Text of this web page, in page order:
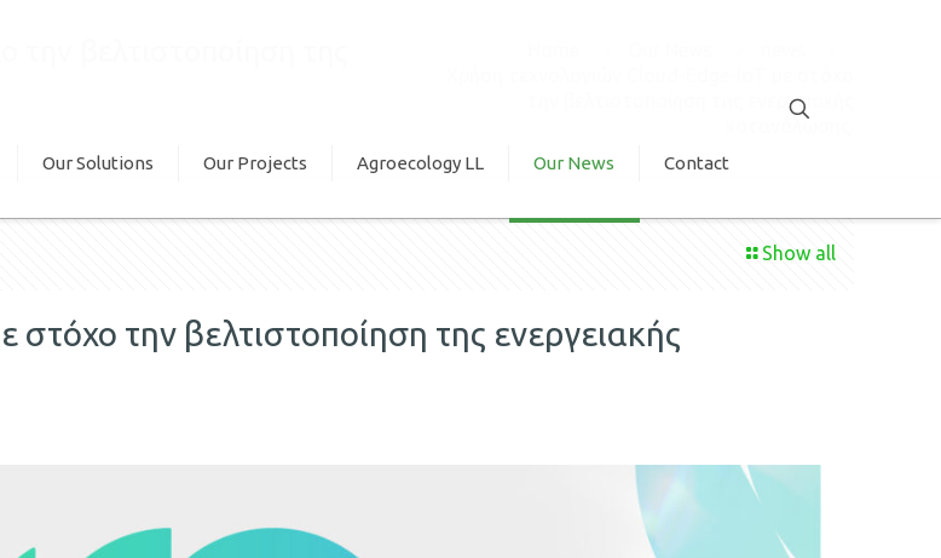
Our Solutions Our Projects Agroecology LL Our News Contact
βελτιστοποίηση της
την βελτιστοποίηση της ενεργειακής
κατανάλωσης.
Show all
την βελτιστοποίηση της ενεργειακής